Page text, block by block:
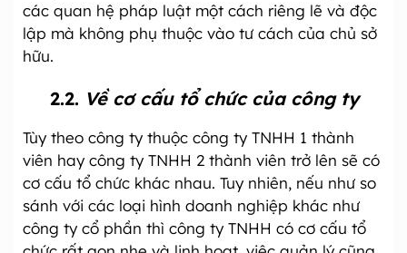
các quan hệ pháp luật một cách riêng lẽ và độc
lập mà không phụ thuộc vào tư cách của chủ sở
hữu.
2.2. Về cơ cấu tổ chức của công ty
Tùy theo công ty thuộc công ty TNHH 1 thành
viên hay công ty TNHH 2 thành viên trở lên sẽ có
cơ cấu tổ chức khác nhau. Tuy nhiên, nếu như so
sánh với các loại hình doanh nghiệp khác như
công ty cổ phần thì công ty TNHH có cơ cấu tổ